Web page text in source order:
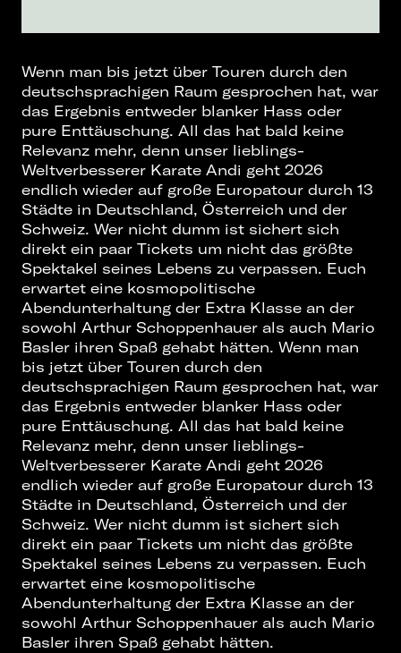
Wenn man bis jetzt über Touren durch den
deutschsprachigen Raum gesprochen hat, war
das Ergebnis entweder blanker Hass oder
pure Enttäuschung. All das hat bald keine
Relevanz mehr, denn unser lieblings-
Weltverbesserer Karate Andi geht 2026
endlich wieder auf große Europatour durch 13
Städte in Deutschland, Österreich und der
Schweiz. Wer nicht dumm ist sichert sich
direkt ein paar Tickets um nicht das größte
Spektakel seines Lebens zu verpassen. Euch
erwartet eine kosmopolitische
Abendunterhaltung der Extra Klasse an der
sowohl Arthur Schoppenhauer als auch Mario
Basler ihren Spaß gehabt hätten. Wenn man
bis jetzt über Touren durch den
deutschsprachigen Raum gesprochen hat, war
das Ergebnis entweder blanker Hass oder
pure Enttäuschung. All das hat bald keine
Relevanz mehr, denn unser lieblings-
Weltverbesserer Karate Andi geht 2026
endlich wieder auf große Europatour durch 13
Städte in Deutschland, Österreich und der
Schweiz. Wer nicht dumm ist sichert sich
direkt ein paar Tickets um nicht das größte
Spektakel seines Lebens zu verpassen. Euch
erwartet eine kosmopolitische
Abendunterhaltung der Extra Klasse an der
sowohl Arthur Schoppenhauer als auch Mario
Basler ihren Spaß gehabt hätten.